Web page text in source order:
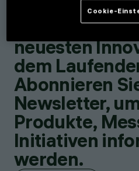
Einen Kontakt
Bleiben Sie
neuesten
dem
Abonnieren
Newsletter,
Produkte,
Initiativen
werden.
Cookie-